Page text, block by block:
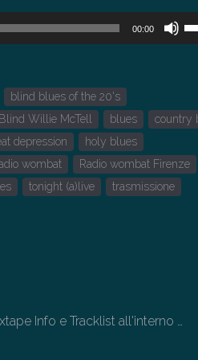
00:00
o
blind blues of the 20's
Blind Willie McTell blues
country
depression
holy blues
wombat
Radio wombat Firenze
tonight (a)live trasmissione
Info e Tracklist all'interno …